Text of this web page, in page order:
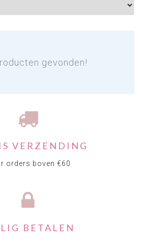
gevonden!
VERZENDING
orders boven €60
BETALEN